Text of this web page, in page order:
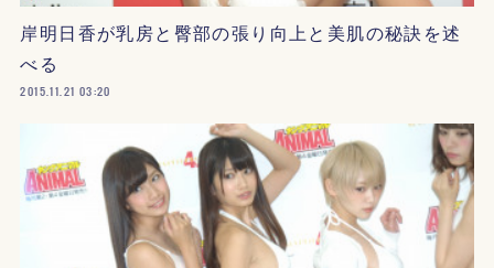
岸明日香が乳房と臀部の張り向上と美肌の秘訣を述
べる
2015.11.21 03:20